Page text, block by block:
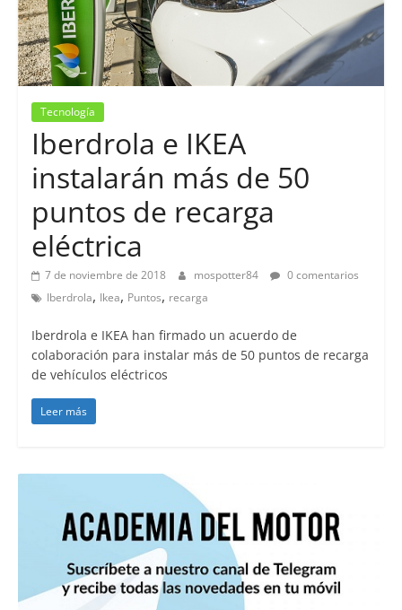
Tecnología
Iberdrola e IKEA
instalarán más de 50
puntos de recarga
eléctrica
7 de noviembre de 2018 mospotter84
0 comentarios
Iberdrola, Ikea, Puntos, recarga
Iberdrola e IKEA han firmado un acuerdo de
colaboración para instalar más de 50 puntos de recarga
de vehículos eléctricos
Leer más